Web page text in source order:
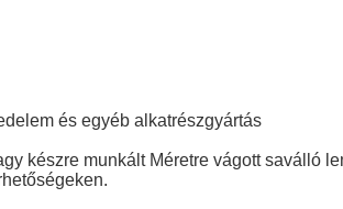
és egyéb alkatrészgyártás
készre munkált Méretre vágott saválló